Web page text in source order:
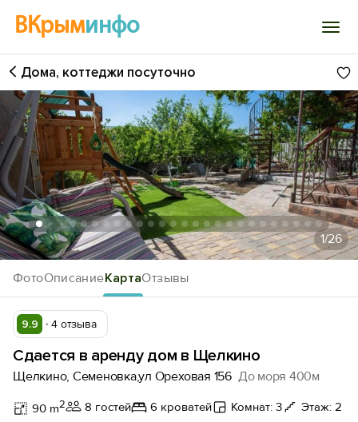
ВКрыминфо
Войти
Избранное
История просмотра
Добавить свой объект
ФотоОписаниеКартаОтзывы
Дома, коттеджи посуточно
1/26
9.9 4 отзыва
Сдается в аренду дом в Щелкино
Щелкино, Семеновка,ул Ореховая 156 До моря 400м
90 m2 8 гостей 6 кроватей Комнат: 3 Этаж: 2